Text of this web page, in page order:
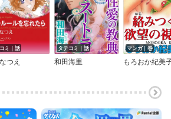
ミ｜話
つえ
タテコミ｜話
和田海里
マンガ｜巻
もろおか紀美